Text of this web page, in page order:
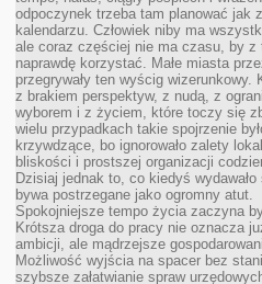
odpoczynek trzeba tam planować jak
kalendarzu. Człowiek niby ma
ale coraz częściej nie ma czasu, by z
naprawdę korzystać. Małe miasta
przegrywały ten wyścig wizerunkowy.
z brakiem perspektyw, z nudą, z
wyborem i z życiem, które toczy się
wielu przypadkach takie spojrzenie
krzywdzące, bo ignorowało zalety
bliskości i prostszej organizacji
Dzisiaj jednak to, co kiedyś wydawało
bywa postrzegane jako ogromny atut.
Spokojniejsze tempo życia zaczyna
Krótsza droga do pracy nie oznacza
ambicji, ale mądrzejsze
Możliwość wyjścia na spacer bez
szybsze załatwianie spraw